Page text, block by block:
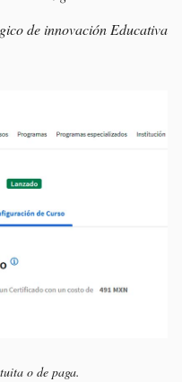
de innovación Educativa
o de paga.